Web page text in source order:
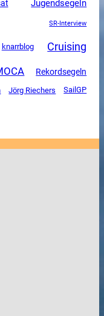
Jugendsegeln
SR-Interview
knarrblog Cruising
Rekordsegeln
Jörg Riechers SailGP